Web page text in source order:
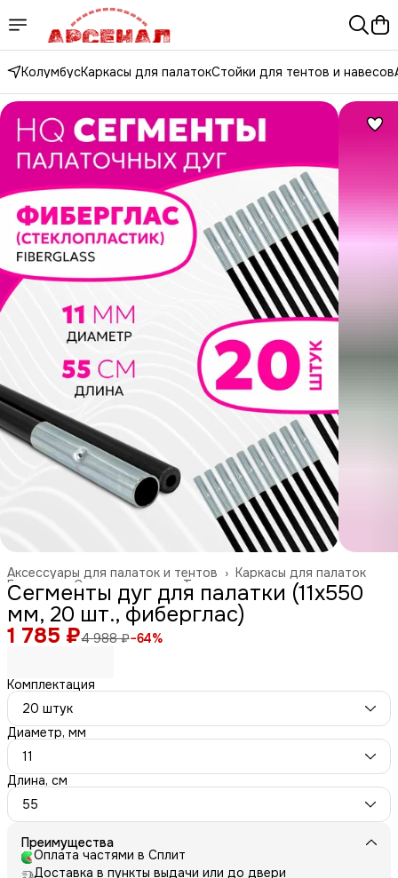
КолумбусКаркасы для палатокСтойки для тентов и навесов
Каркасы для палаток
Аксессуары для палаток и тентов ›
Туризм и отдых на природе
Спорт и отдых ›
Главная ›
Сегменты дуг для палатки (11х550
мм, 20 шт., фиберглас)
1 785 ₽4 988 ₽−64%
Комплектация
20 штук
Диаметр, мм
11
Длина, см
55
Преимущества
Оплата частями в Сплит
Доставка в пункты выдачи или до двери